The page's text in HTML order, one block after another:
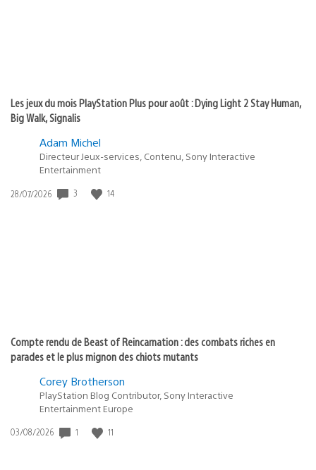
Les jeux du mois PlayStation Plus pour août : Dying Light 2 Stay Human,
Big Walk, Signalis
Adam Michel
Directeur Jeux-services, Contenu, Sony Interactive
Entertainment
Date
28/07/2026 3 14
Compte rendu de Beast of Reincarnation : des combats riches en
parades et le plus mignon des chiots mutants
Corey Brotherson
PlayStation Blog Contributor, Sony Interactive
Entertainment Europe
Date
03/08/2026 1 11